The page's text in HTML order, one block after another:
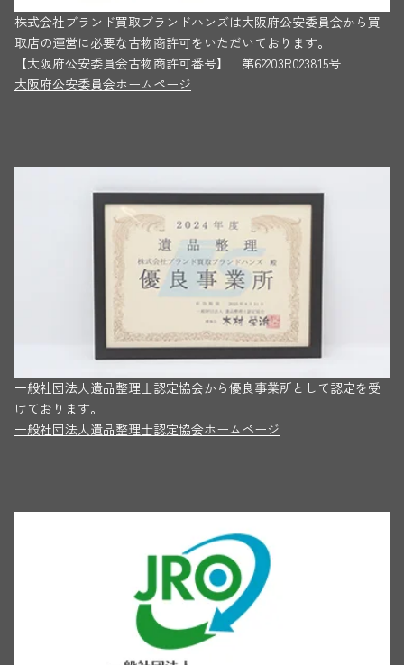
株式会社ブランド買取ブランドハンズは大阪府公安委員会から買
取店の運営に必要な古物商許可をいただいております。
【大阪府公安委員会古物商許可番号】 第62203R023815号
大阪府公安委員会ホームページ
一般社団法人遺品整理士認定協会から優良事業所として認定を受
けております。
一般社団法人遺品整理士認定協会ホームページ